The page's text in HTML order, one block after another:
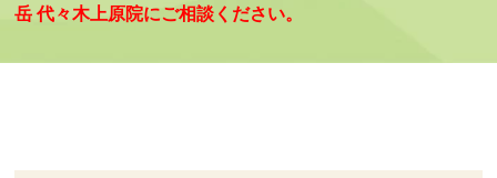
岳 代々木上原院にご相談ください。